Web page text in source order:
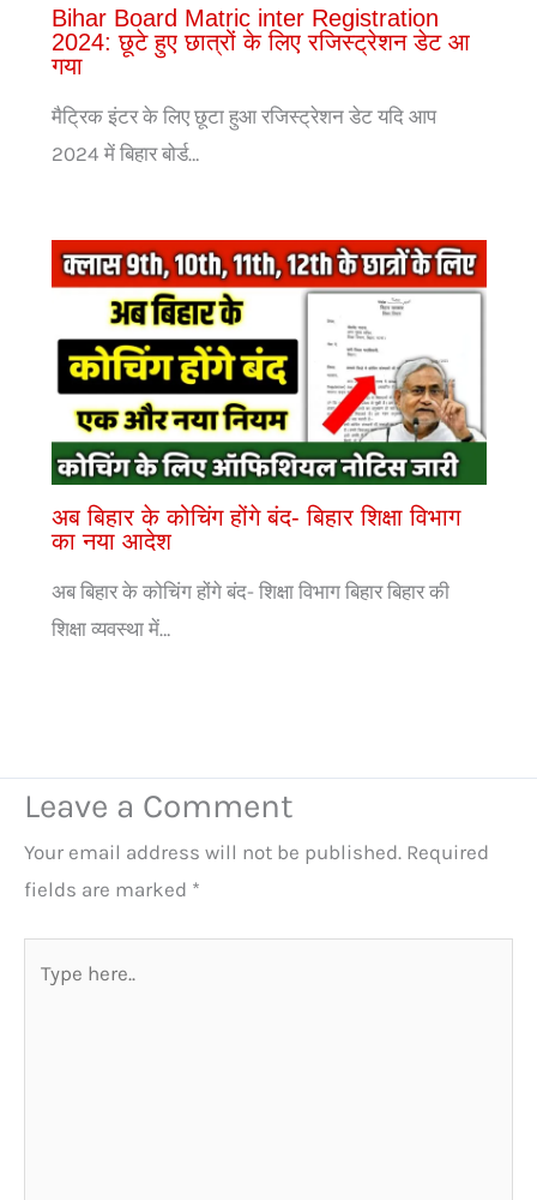
Bihar Board Matric inter Registration
2024: छूटे हुए छात्रों के लिए रजिस्ट्रेशन डेट आ
गया
मैट्रिक इंटर के लिए छूटा हुआ रजिस्ट्रेशन डेट यदि आप
2024 में बिहार बोर्ड…
अब बिहार के कोचिंग होंगे बंद- बिहार शिक्षा विभाग
का नया आदेश
अब बिहार के कोचिंग होंगे बंद- शिक्षा विभाग बिहार बिहार की
शिक्षा व्यवस्था में…
Leave a Comment
Your email address will not be published. Required
fields are marked *
here..